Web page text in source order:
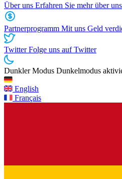
Über uns Erfahren Sie mehr über
Partnerprogramm Mit uns Geld
TwitterFolge uns auf Twitter
Dunkler Modus Dunkelmodus
English
Français